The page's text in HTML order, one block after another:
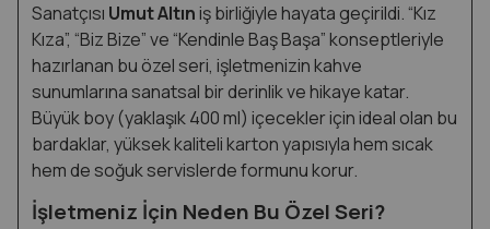
Sanatçısı Umut Altıniş birliğiyle hayata geçirildi. “Kız
Kıza”, “Biz Bize” ve “Kendinle Baş Başa” konseptleriyle
hazırlanan bu özel seri, işletmenizin kahve
sunumlarına sanatsal bir derinlik ve hikaye katar.
Büyük boy (yaklaşık 400 ml) içecekler için ideal olan bu
bardaklar, yüksek kaliteli karton yapısıyla hem sıcak
hem de soğuk servislerde formunu korur.
İşletmeniz İçin Neden Bu Özel Seri?